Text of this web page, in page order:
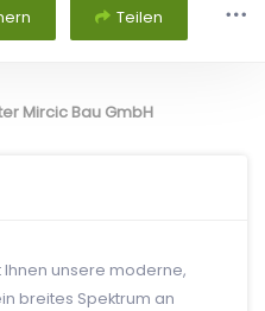
Teilen
Mircic Bau GmbH
unsere moderne,
breites Spektrum an